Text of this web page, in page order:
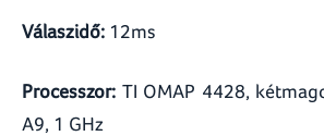
Válaszidő: 12ms
Processzor: TI OMAP 4428,
A9, 1 GHz